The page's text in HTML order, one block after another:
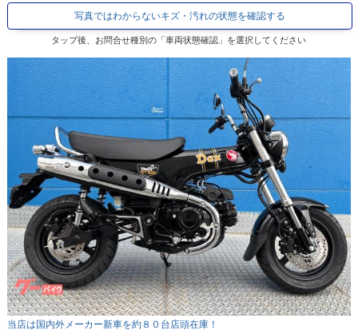
写真ではわからないキズ・汚れの状態を確認する
タップ後、お問合せ種別の「車両状態確認」を選択してください
当店は国内外メーカー新車を約８０台店頭在庫！